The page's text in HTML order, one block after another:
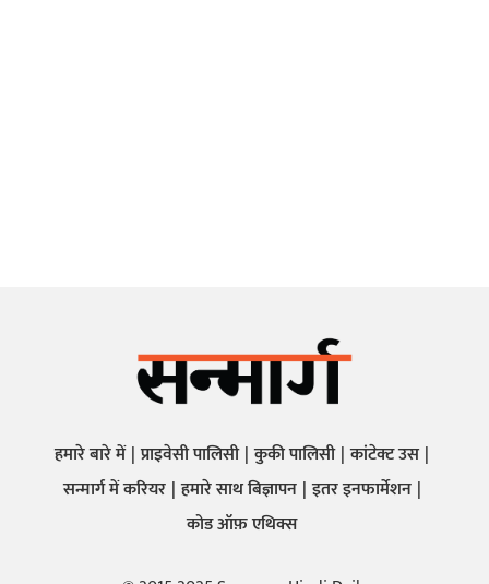
हमारे बारे में प्राइवेसी पालिसी कुकी पालिसी कांटेक्ट उस
सन्मार्ग में करियर हमारे साथ बिज्ञापन इतर इनफार्मेशन
कोड ऑफ़ एथिक्स